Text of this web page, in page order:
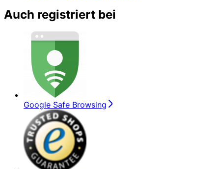
Auch registriert bei
Google Safe Browsing